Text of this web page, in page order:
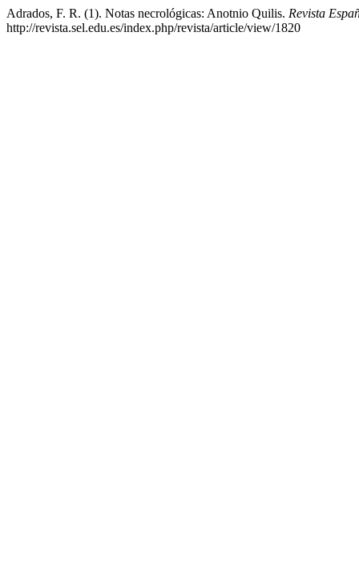
Adrados, F. R. (1). Notas necrológicas: Anotnio Quilis. Revista
http://revista.sel.edu.es/index.php/revista/article/view/1820